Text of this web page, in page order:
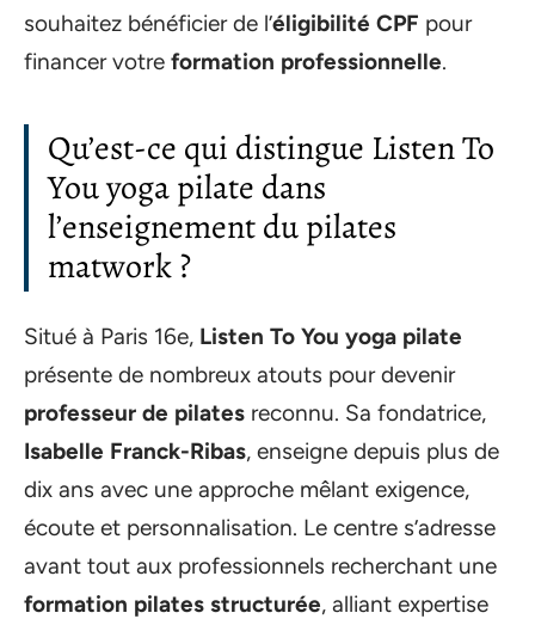
souhaitez bénéficier de l’éligibilité CPF pour
financer votre formation professionnelle.
Qu’est-ce qui distingue Listen To
You yoga pilate dans
l’enseignement du pilates
matwork ?
Situé à Paris 16e, Listen To You yoga pilate
présente de nombreux atouts pour devenir
professeur de pilates reconnu. Sa fondatrice,
Isabelle Franck-Ribas, enseigne depuis plus de
dix ans avec une approche mêlant exigence,
écoute et personnalisation. Le centre s’adresse
avant tout aux professionnels recherchant une
formation pilates structurée, alliant expertise